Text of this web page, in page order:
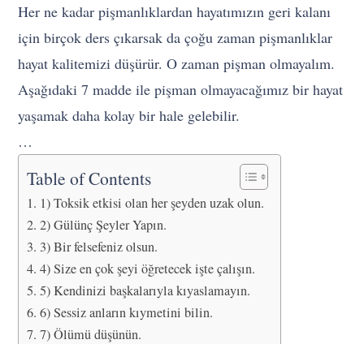
Her ne kadar pişmanlıklardan hayatımızın geri kalanı
için birçok ders çıkarsak da çoğu zaman pişmanlıklar
hayat kalitemizi düşürür. O zaman pişman olmayalım.
Aşağıdaki 7 madde ile pişman olmayacağımız bir hayat
yaşamak daha kolay bir hale gelebilir.
…
Table of Contents
1) Toksik etkisi olan her şeyden uzak olun.
2) Gülünç Şeyler Yapın.
3) Bir felsefeniz olsun.
4) Size en çok şeyi öğretecek işte çalışın.
5) Kendinizi başkalarıyla kıyaslamayın.
6) Sessiz anların kıymetini bilin.
7) Ölümü düşünün.